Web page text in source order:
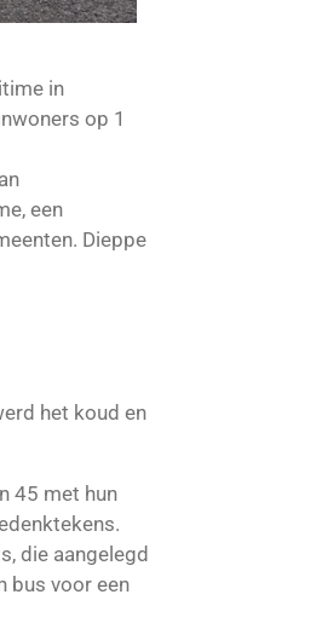
in
op 1
, een
Dieppe
het koud en
45 met hun
die aangelegd
bus voor een